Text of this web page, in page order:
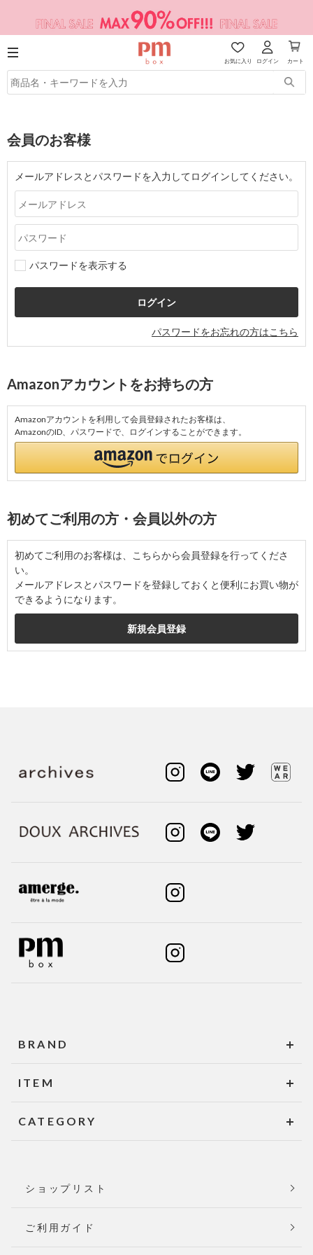
お気に入り ログイン カート
会員のお客様
メールアドレスとパスワードを入力してログインしてください。
パスワードを表示する
パスワードをお忘れの方はこちら
Amazonアカウントをお持ちの方
Amazonアカウントを利用して会員登録されたお客様は、
AmazonのID、パスワードで、ログインすることができます。
初めてご利用の方・会員以外の方
初めてご利用のお客様は、こちらから会員登録を行ってくださ
い。
メールアドレスとパスワードを登録しておくと便利にお買い物が
できるようになります。
BRAND
ITEM
CATEGORY
ショップリスト
ご利用ガイド